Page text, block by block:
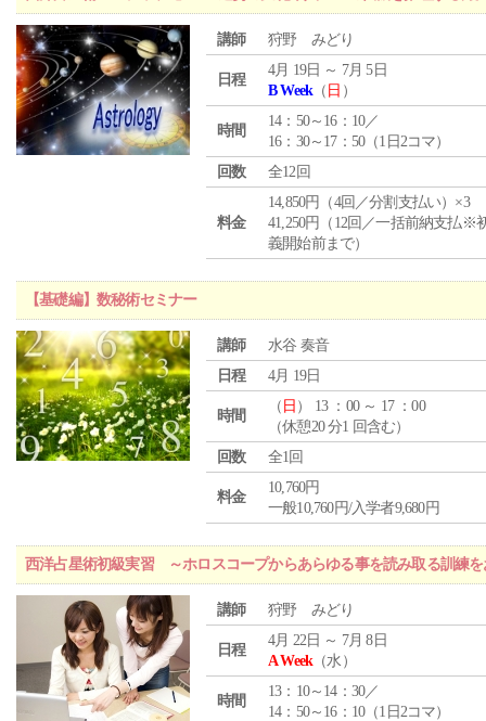
講師 狩野 みどり
日程
4月 19日 ～ 7月 5日
B Week（ 日 ）
時間
14：50～16：10／
16：30～17：50（1日2コマ）
回数
全12回
料金
14,850円（4回／分割支払い）×3
41,250円（12回／一括前納支払※
義開始前まで）
【基礎編】数秘術セミナー
講師
水谷 奏音
日程
4月 19日
時間
（ 日 ） 13 ：00 ～ 17 ：00
（休憩20 分1 回含む）
回数
全1回
料金
10,760円
一般10,760円/入学者9,680円
西洋占星術初級実習 ～ホロスコープからあらゆる事を読み取る訓練を
講師 狩野 みどり
日程
4月 22日 ～ 7月 8日
A Week（水）
時間
13：10～14：30／
14：50～16：10（1日2コマ）